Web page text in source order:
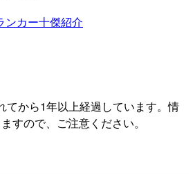
ンカー十傑紹介
てから1年以上経過しています。情
すので、ご注意ください。